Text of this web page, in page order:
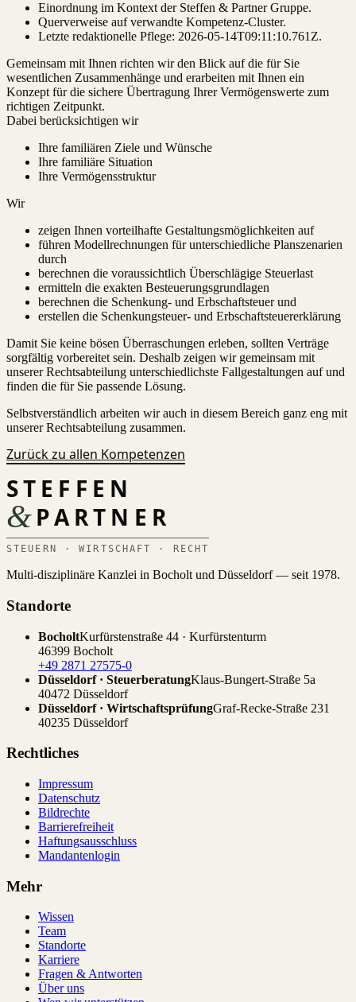
Einordnung im Kontext der Steffen & Partner Gruppe.
Querverweise auf verwandte Kompetenz-Cluster.
Letzte redaktionelle Pflege: 2026-05-14T09:11:10.761Z.
Gemeinsam mit Ihnen richten wir den Blick auf die für Sie
wesentlichen Zusammenhänge und erarbeiten mit Ihnen ein
Konzept für die sichere Übertragung Ihrer Vermögenswerte zum
richtigen Zeitpunkt.
Dabei berücksichtigen wir
Ihre familiären Ziele und Wünsche
Ihre familiäre Situation
Ihre Vermögensstruktur
Wir
zeigen Ihnen vorteilhafte Gestaltungsmöglichkeiten auf
führen Modellrechnungen für unterschiedliche Planszenarien
durch
berechnen die voraussichtlich Überschlägige Steuerlast
ermitteln die exakten Besteuerungsgrundlagen
berechnen die Schenkung- und Erbschaftsteuer und
erstellen die Schenkungsteuer- und Erbschaftsteuererklärung
Damit Sie keine bösen Überraschungen erleben, sollten Verträge
sorgfältig vorbereitet sein. Deshalb zeigen wir gemeinsam mit
unserer Rechtsabteilung unterschiedlichste Fallgestaltungen auf und
finden die für Sie passende Lösung.
Selbstverständlich arbeiten wir auch in diesem Bereich ganz eng mit
unserer Rechtsabteilung zusammen.
Zurück zu allen Kompetenzen
STEFFEN
&PARTNER
STEUERN · WIRTSCHAFT · RECHT
Multi-disziplinäre Kanzlei in Bocholt und Düsseldorf — seit 1978.
Standorte
BocholtKurfürstenstraße 44 · Kurfürstenturm
46399 Bocholt
+49 2871 27575-0
Düsseldorf · SteuerberatungKlaus-Bungert-Straße 5a
40472 Düsseldorf
Düsseldorf · WirtschaftsprüfungGraf-Recke-Straße 231
40235 Düsseldorf
Rechtliches
Impressum
Datenschutz
Bildrechte
Barrierefreiheit
Haftungsausschluss
Mandantenlogin
Mehr
Wissen
Team
Standorte
Karriere
Fragen & Antworten
Über uns